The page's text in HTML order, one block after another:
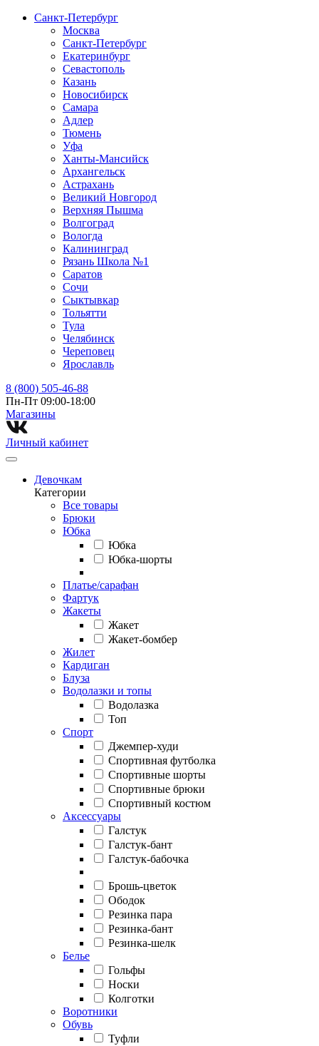
Санкт-Петербург
Москва
Санкт-Петербург
Екатеринбург
Севастополь
Казань
Новосибирск
Самара
Адлер
Тюмень
Уфа
Ханты-Мансийск
Архангельск
Астрахань
Великий Новгород
Верхняя Пышма
Волгоград
Вологда
Калининград
Рязань Школа №1
Саратов
Сочи
Сыктывкар
Тольятти
Тула
Челябинск
Череповец
Ярославль
8 (800) 505-46-88
Пн-Пт 09:00-18:00
Магазины⁠
Личный кабинет
Девочкам
Категории
Все товары
Брюки
Юбка
Юбка
Юбка-шорты
Платье/сарафан
Фартук
Жакеты
Жакет
Жакет-бомбер
Жилет
Кардиган
Блуза
Водолазки и топы
Водолазка
Топ
Спорт
Джемпер-худи
Спортивная футболка
Спортивные шорты
Спортивные брюки
Спортивный костюм
Аксессуары
Галстук
Галстук-бант
Галстук-бабочка
Брошь-цветок
Ободок
Резинка пара
Резинка-бант
Резинка-шелк
Белье
Гольфы
Носки
Колготки
Воротники
Обувь
Туфли